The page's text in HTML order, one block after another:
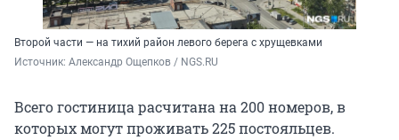
Второй части — на тихий район левого берега с хрущевками
Источник: Александр Ощепков / NGS.RU
Всего гостиница расчитана на 200 номеров, в
которых могут проживать 225 постояльцев.